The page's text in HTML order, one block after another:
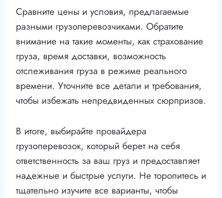
Сравните цены и условия, предлагаемые
разными грузоперевозчиками. Обратите
внимание на такие моменты, как страхование
груза, время доставки, возможность
отслеживания груза в режиме реального
времени. Уточните все детали и требования,
чтобы избежать непредвиденных сюрпризов.
В итоге, выбирайте провайдера
грузоперевозок, который берет на себя
ответственность за ваш груз и предоставляет
надежные и быстрые услуги. Не торопитесь и
тщательно изучите все варианты, чтобы